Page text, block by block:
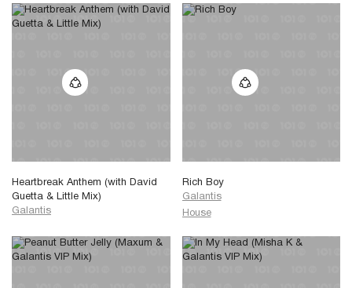
Heartbreak Anthem (with David
Guetta & Little Mix)
Galantis
Rich Boy
Galantis
House